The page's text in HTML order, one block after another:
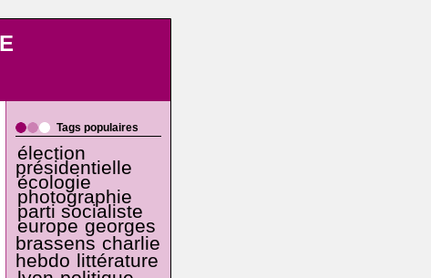
Tags populaires
élection
présidentielle
écologie
photographie
parti socialiste
europe georges
brassens charlie
hebdo littérature